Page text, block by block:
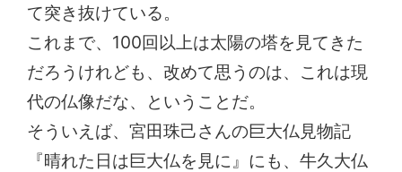
て突き抜けている。
これまで、100回以上は太陽の塔を見てきた
だろうけれども、改めて思うのは、これは現
代の仏像だな、ということだ。
そういえば、宮田珠己さんの巨大仏見物記
『晴れた日は巨大仏を見に』にも、牛久大仏